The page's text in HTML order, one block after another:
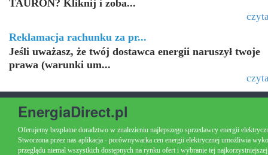
TAURON? Kliknij i zoba...
Reklamacja rachunku za pr...
Jeśli uważasz, że twój dostawca energii naruszył twoje
prawa (warunki um...
EnergiaDirect.pl
Oferujemy bezpłatne doradztwo w znalezieniu najlepszego sprzedawcy energii
Stworzona przez nas aplikacja - porównywarka cen energii elektrycznej umożliwia
przeglądu niemal wszystkich dostępnych na rynku ofert i wybranie tej